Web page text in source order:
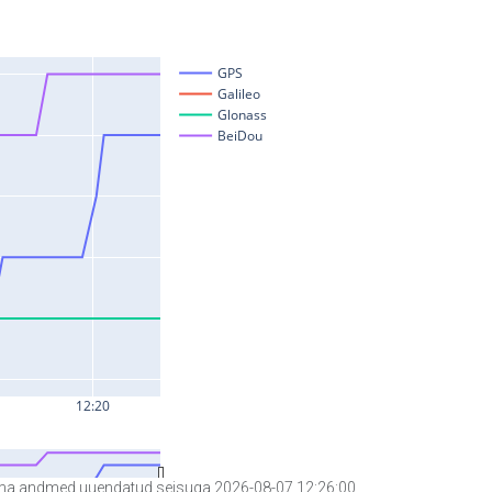
andmed uuendatud seisuga 2026-08-07 12:26:00